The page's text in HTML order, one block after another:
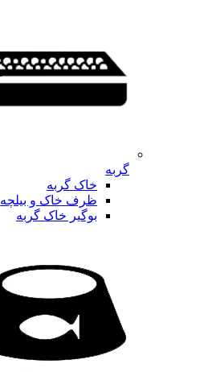
گربه
خاک گربه
ظرف خاک و بیلچه
بوگیر خاک گربه